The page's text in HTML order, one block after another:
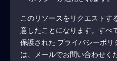
このリソースをリクエストす
意したことになります。すべ
保護された プライバシーポリ
は、メールでお問い合わせく